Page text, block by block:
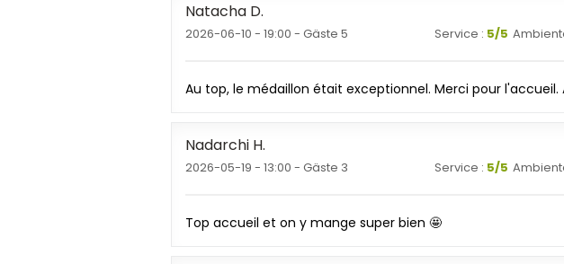
Natacha D
2026-06-10 - 19:00 - Gäste 5 Service : 5/5
Au top, le médaillon était exceptionnel. Merci pour l'accueil.
Nadarchi H
2026-05-19 - 13:00 - Gäste 3 Service : 5/5
Top accueil et on y mange super bien 🤩